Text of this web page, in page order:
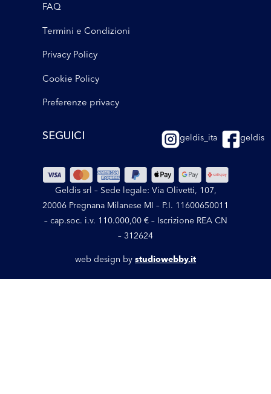
FAQ
Termini e Condizioni
Privacy Policy
Cookie Policy
Preferenze privacy
SEGUICI geldis_ita geldis
Geldis srl – Sede legale: Via Olivetti, 107,
20006 Pregnana Milanese MI – P.I. 11600650011
– cap.soc. i.v. 110.000,00 € – Iscrizione REA CN
– 312624
web design by studiowebby.it